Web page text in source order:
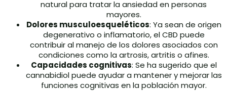
natural para tratar la ansiedad en personas
mayores.
Dolores musculoesqueléticos: Ya sean de origen
degenerativo o inflamatorio, el CBD puede
contribuir al manejo de los dolores asociados con
condiciones como la artrosis, artritis o afines.
Capacidades cognitivas: Se ha sugerido que el
cannabidiol puede ayudar a mantener y mejorar las
funciones cognitivas en la población mayor.